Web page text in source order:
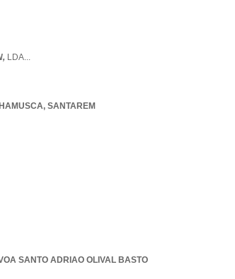
LDA...
, SANTAREM
SANTO ADRIAO OLIVAL BASTO